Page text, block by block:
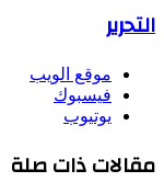
التحرير
موقع الويب
فيسبوك
يوتيوب
مقالات ذات صلة